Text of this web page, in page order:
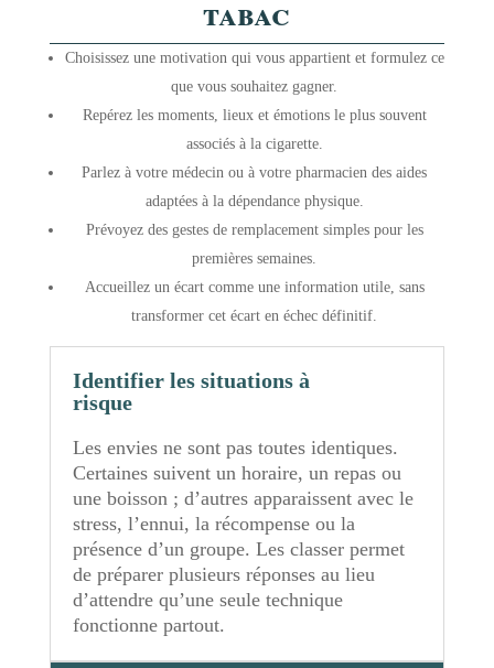
tabac
Choisissez une motivation qui vous appartient et formulez ce
que vous souhaitez gagner.
Repérez les moments, lieux et émotions le plus souvent
associés à la cigarette.
Parlez à votre médecin ou à votre pharmacien des aides
adaptées à la dépendance physique.
Prévoyez des gestes de remplacement simples pour les
premières semaines.
Accueillez un écart comme une information utile, sans
transformer cet écart en échec définitif.
Identifier les situations à
risque
Les envies ne sont pas toutes identiques.
Certaines suivent un horaire, un repas ou
une boisson ; d’autres apparaissent avec le
stress, l’ennui, la récompense ou la
présence d’un groupe. Les classer permet
de préparer plusieurs réponses au lieu
d’attendre qu’une seule technique
fonctionne partout.